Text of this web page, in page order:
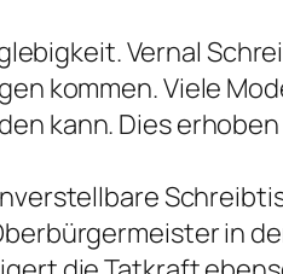
Vernal
kommen. Viele
kann. Dies
in